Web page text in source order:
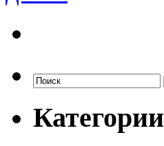
Категории